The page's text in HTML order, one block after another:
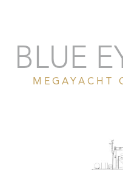
BLUE
MEGAYACHT